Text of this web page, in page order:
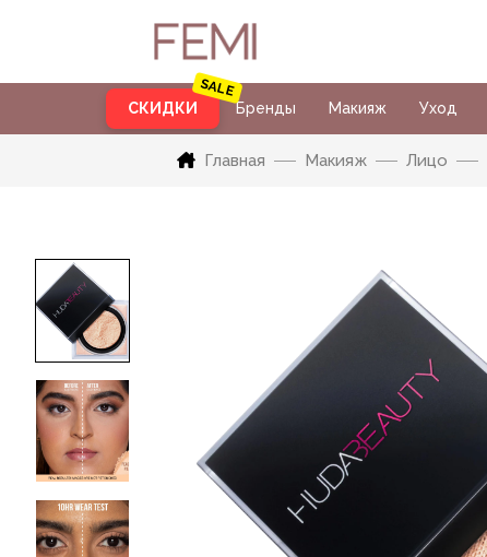
СКИДКИ Бренды Макияж Уход
Главная Макияж Лицо